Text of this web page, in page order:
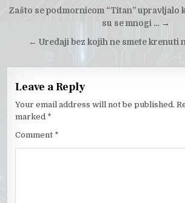
Post
navigation
Zašto se podmornicom “Titan” upravljalo
su se mnogi … →
← Uređaji bez kojih ne smete krenuti
Leave a Reply
Your email address will not be published.
marked *
Comment *